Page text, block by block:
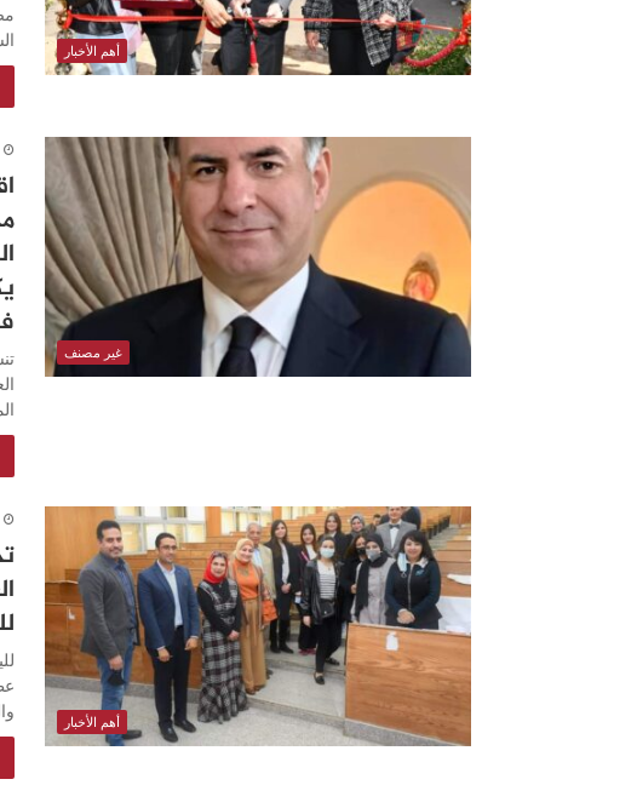
أهم الأخبار
غير مصنف
أهم الأخبار